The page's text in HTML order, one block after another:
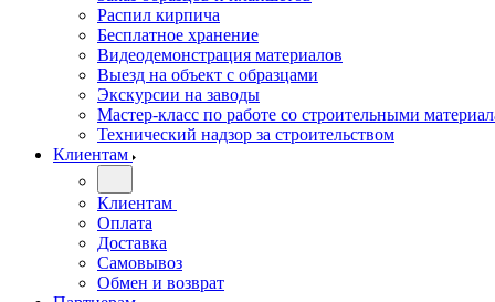
Распил кирпича
Бесплатное хранение
Видеодемонстрация материалов
Выезд на объект с образцами
Экскурсии на заводы
Мастер-класс по работе со строительными
Технический надзор за строительством
Клиентам
Клиентам
Оплата
Доставка
Самовывоз
Обмен и возврат